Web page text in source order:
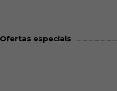
Ofertas especiais